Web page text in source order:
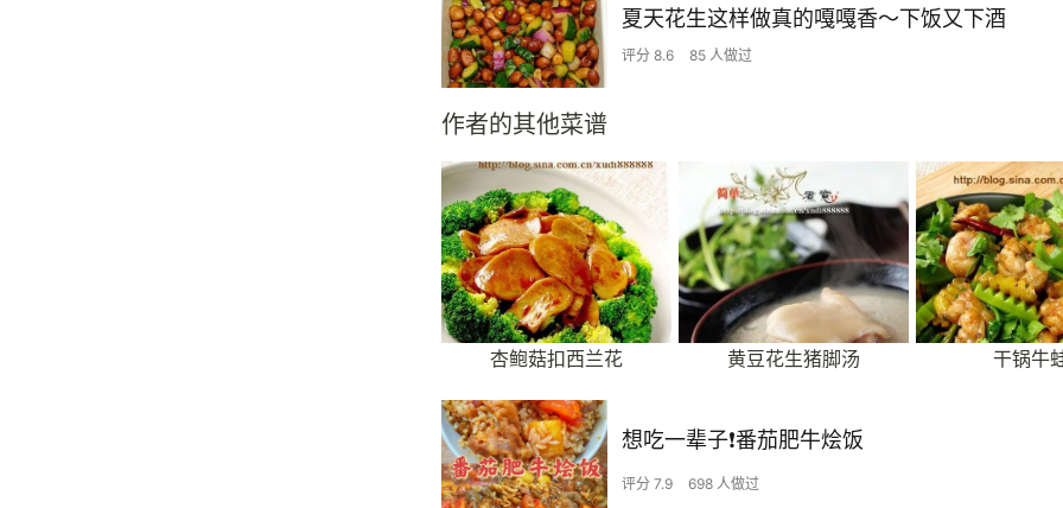
夏天花生这样做真的嘎嘎香～下饭又下酒
评分 8.6 85 人做过
作者的其他菜谱
杏鲍菇扣西兰花 黄豆花生猪脚汤 干锅牛
想吃一辈子❗️番茄肥牛烩饭
评分 7.9 698 人做过